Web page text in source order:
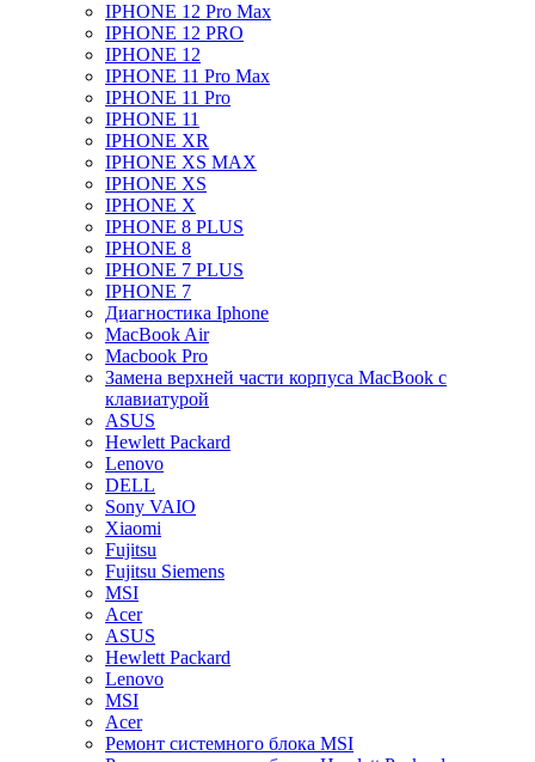
IPHONE 12 Pro Max
IPHONE 12 PRO
IPHONE 12
IPHONE 11 Pro Max
IPHONE 11 Pro
IPHONE 11
IPHONE XR
IPHONE XS MAX
IPHONE XS
IPHONE X
IPHONE 8 PLUS
IPHONE 8
IPHONE 7 PLUS
IPHONE 7
Диагностика Iphone
MacBook Air
Macbook Pro
Замена верхней части корпуса MacBook с
клавиатурой
ASUS
Hewlett Packard
Lenovo
DELL
Sony VAIO
Xiaomi
Fujitsu
Fujitsu Siemens
MSI
Acer
ASUS
Hewlett Packard
Lenovo
MSI
Acer
Ремонт системного блока MSI